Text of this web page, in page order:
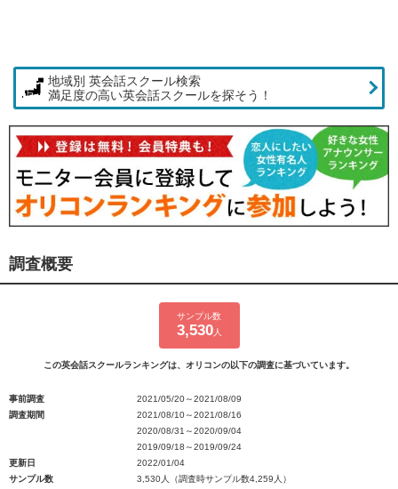
地域別 英会話スクール検索
満足度の高い英会話スクールを探そう！
調査概要
サンプル数
3,530人
この英会話スクールランキングは、オリコンの以下の調査に基づいています。
事前調査
2021/05/20～2021/08/09
調査期間
2021/08/10～2021/08/16
2020/08/31～2020/09/04
2019/09/18～2019/09/24
更新日
2022/01/04
サンプル数
3,530人（調査時サンプル数4,259人）